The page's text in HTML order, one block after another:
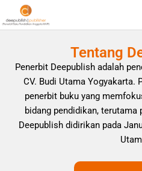
Tentang
Penerbit Deepublish adalah
CV. Budi Utama Yogyakarta.
penerbit buku yang
bidang pendidikan,
Deepublish didirikan pada